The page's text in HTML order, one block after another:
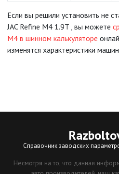
Если вы решили установить не
JAC Refine M4 1.9T , вы можете
M4 в шинном калькуляторе
изменятся характеристики
Справочник заводских
Несмотря на то, что данная